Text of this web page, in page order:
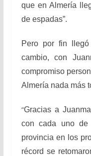
que en Almería
de espadas”.
Pero por fin
cambio, con
compromiso
Almería nada más
“Gracias a
con cada uno
provincia en los
récord se